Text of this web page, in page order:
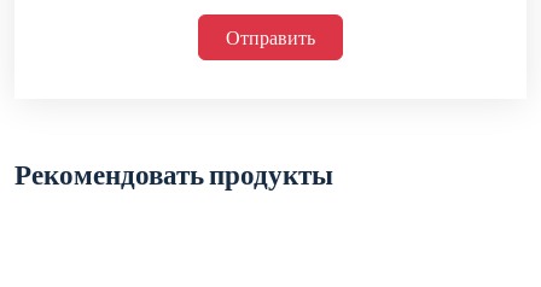
Отправить
Рекомендовать продукты